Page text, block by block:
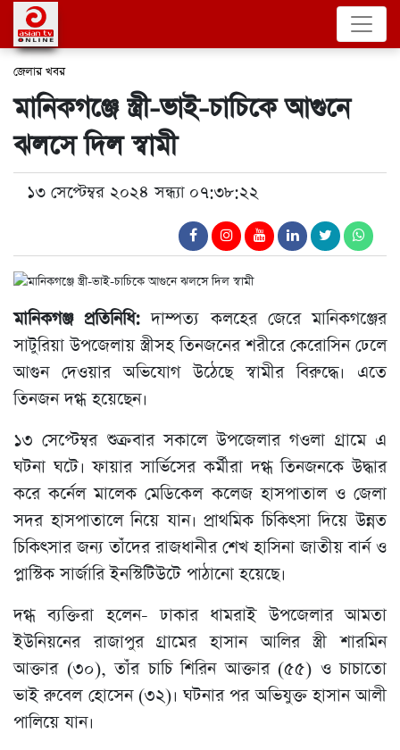
জেলার খবর
মানিকগঞ্জে স্ত্রী-ভাই-চাচিকে আগুনে
ঝলসে দিল স্বামী
১৩ সেপ্টেম্বর ২০২৪ সন্ধ্যা ০৭:৩৮:২২
মানিকগঞ্জ প্রতিনিধি: দাম্পত্য কলহের জেরে মানিকগঞ্জের
সাটুরিয়া উপজেলায় স্ত্রীসহ তিনজনের শরীরে কেরোসিন ঢেলে
আগুন দেওয়ার অভিযোগ উঠেছে স্বামীর বিরুদ্ধে। এতে
তিনজন দগ্ধ হয়েছেন।
১৩ সেপ্টেম্বর শুক্রবার সকালে উপজেলার গওলা গ্রামে এ
ঘটনা ঘটে। ফায়ার সার্ভিসের কর্মীরা দগ্ধ তিনজনকে উদ্ধার
করে কর্নেল মালেক মেডিকেল কলেজ হাসপাতাল ও জেলা
সদর হাসপাতালে নিয়ে যান। প্রাথমিক চিকিৎসা দিয়ে উন্নত
চিকিৎসার জন্য তাঁদের রাজধানীর শেখ হাসিনা জাতীয় বার্ন ও
প্লাস্টিক সার্জারি ইনস্টিটিউটে পাঠানো হয়েছে।
দগ্ধ ব্যক্তিরা হলেন- ঢাকার ধামরাই উপজেলার আমতা
ইউনিয়নের রাজাপুর গ্রামের হাসান আলির স্ত্রী শারমিন
আক্তার (৩০), তাঁর চাচি শিরিন আক্তার (৫৫) ও চাচাতো
ভাই রুবেল হোসেন (৩২)। ঘটনার পর অভিযুক্ত হাসান আলী
পালিয়ে যান।